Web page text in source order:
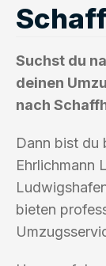
Suchst du
deinen
nach
Dann bist du
Ehrlichmann
bieten